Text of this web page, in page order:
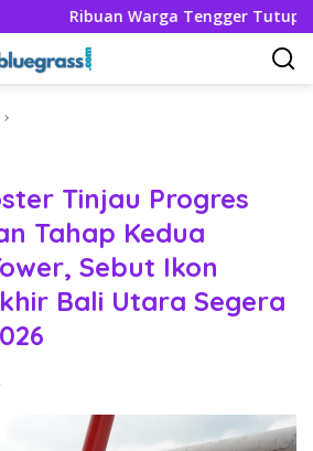
Warga Tengger Tutup
Tinjau Progres
Tahap Kedua
Sebut Ikon
Bali Utara Segera